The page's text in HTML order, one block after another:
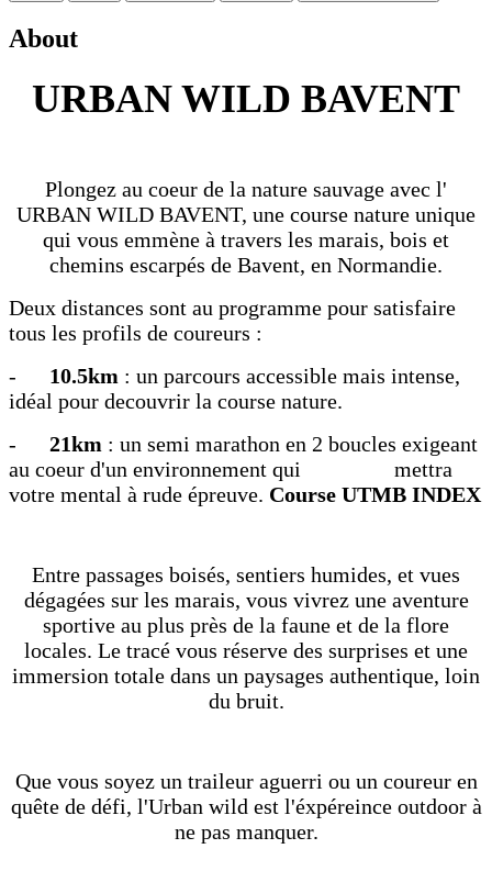
About
URBAN WILD BAVENT
Plongez au coeur de la nature sauvage avec l'
URBAN WILD BAVENT, une course nature unique
qui vous emmène à travers les marais, bois et
chemins escarpés de Bavent, en Normandie.
Deux distances sont au programme pour satisfaire
tous les profils de coureurs :
- 10.5km : un parcours accessible mais intense,
idéal pour decouvrir la course nature.​
- 21km : un semi marathon en 2 boucles exigeant
au coeur d'un environnement qui mettra
votre mental à rude épreuve. Course UTMB INDEX
Entre passages boisés, sentiers humides, et vues
dégagées sur les marais, vous vivrez une aventure
sportive au plus près de la faune et de la flore
locales. Le tracé vous réserve des surprises et une
immersion totale dans un paysages authentique, loin
du bruit.
Que vous soyez un traileur aguerri ou un coureur en
quête de défi, l'Urban wild est l'éxpéreince outdoor à
ne pas manquer.